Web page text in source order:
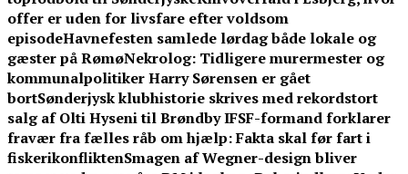
offer er uden for livsfare efter voldsom
episodeHavnefesten samlede lørdag både lokale og
gæster på RømøNekrolog: Tidligere murermester og
kommunalpolitiker Harry Sørensen er gået
bortSønderjysk klubhistorie skrives med rekordstort
salg af Olti Hyseni til Brøndby IFSF-formand forklarer
fravær fra fælles råb om hjælp: Fakta skal før fart i
fiskerikonfliktenSmagen af Wegner-design bliver